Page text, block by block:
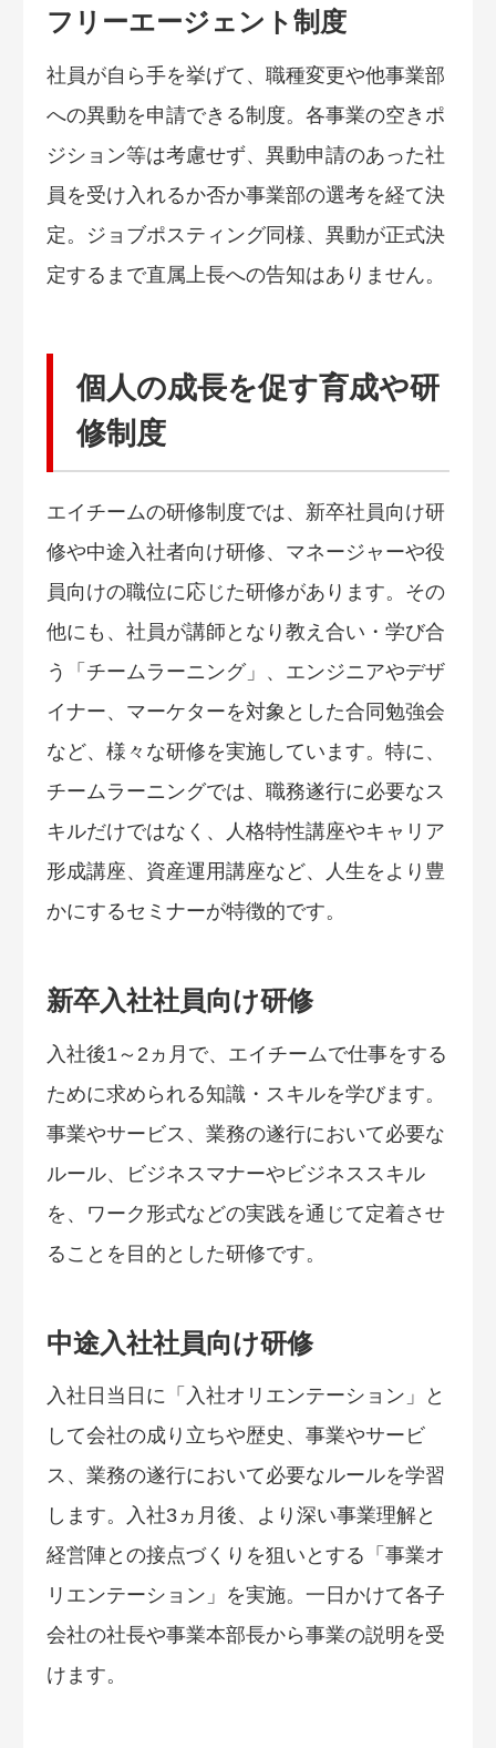
フリーエージェント制度
社員が自ら手を挙げて、職種変更や他事業部
への異動を申請できる制度。各事業の空きポ
ジション等は考慮せず、異動申請のあった社
員を受け入れるか否か事業部の選考を経て決
定。ジョブポスティング同様、異動が正式決
定するまで直属上長への告知はありません。
個人の成長を促す育成や研
修制度
エイチームの研修制度では、新卒社員向け研
修や中途入社者向け研修、マネージャーや役
員向けの職位に応じた研修があります。その
他にも、社員が講師となり教え合い・学び合
う「チームラーニング」、エンジニアやデザ
イナー、マーケターを対象とした合同勉強会
など、様々な研修を実施しています。特に、
チームラーニングでは、職務遂行に必要なス
キルだけではなく、人格特性講座やキャリア
形成講座、資産運用講座など、人生をより豊
かにするセミナーが特徴的です。
新卒入社社員向け研修
入社後1～2ヵ月で、エイチームで仕事をする
ために求められる知識・スキルを学びます。
事業やサービス、業務の遂行において必要な
ルール、ビジネスマナーやビジネススキル
を、ワーク形式などの実践を通じて定着させ
ることを目的とした研修です。
中途入社社員向け研修
入社日当日に「入社オリエンテーション」と
して会社の成り立ちや歴史、事業やサービ
ス、業務の遂行において必要なルールを学習
します。入社3ヵ月後、より深い事業理解と
経営陣との接点づくりを狙いとする「事業オ
リエンテーション」を実施。一日かけて各子
会社の社長や事業本部長から事業の説明を受
けます。